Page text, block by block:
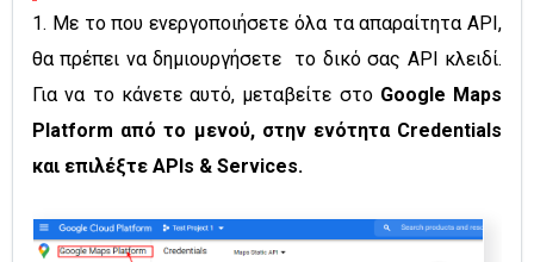
1. Με το που ενεργοποιήσετε όλα τα απαραίτητα API,
θα πρέπει να δημιουργήσετε το δικό σας API κλειδί.
Για να το κάνετε αυτό, μεταβείτε στο Google Maps
Platform από το μενού, στην ενότητα Credentials
και επιλέξτε APIs & Services.